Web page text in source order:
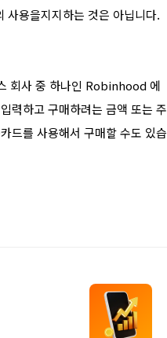
사용을지지하는 것은 아닙니다.
회사 중 하나인 Robinhood 에
력하고 구매하려는 금액 또는 주
드를 사용해서 구매할 수도 있습